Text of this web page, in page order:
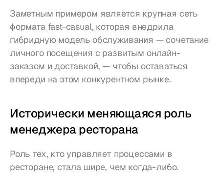
Заметным примером является крупная сеть
формата fast-casual, которая внедрила
гибридную модель обслуживания — сочетание
личного посещения с развитым онлайн-
заказом и доставкой, — чтобы оставаться
впереди на этом конкурентном рынке.
Исторически меняющаяся роль
менеджера ресторана
Роль тех, кто управляет процессами в
ресторане, стала шире, чем когда-либо.